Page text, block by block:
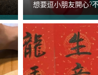
想要逗小朋友開心?